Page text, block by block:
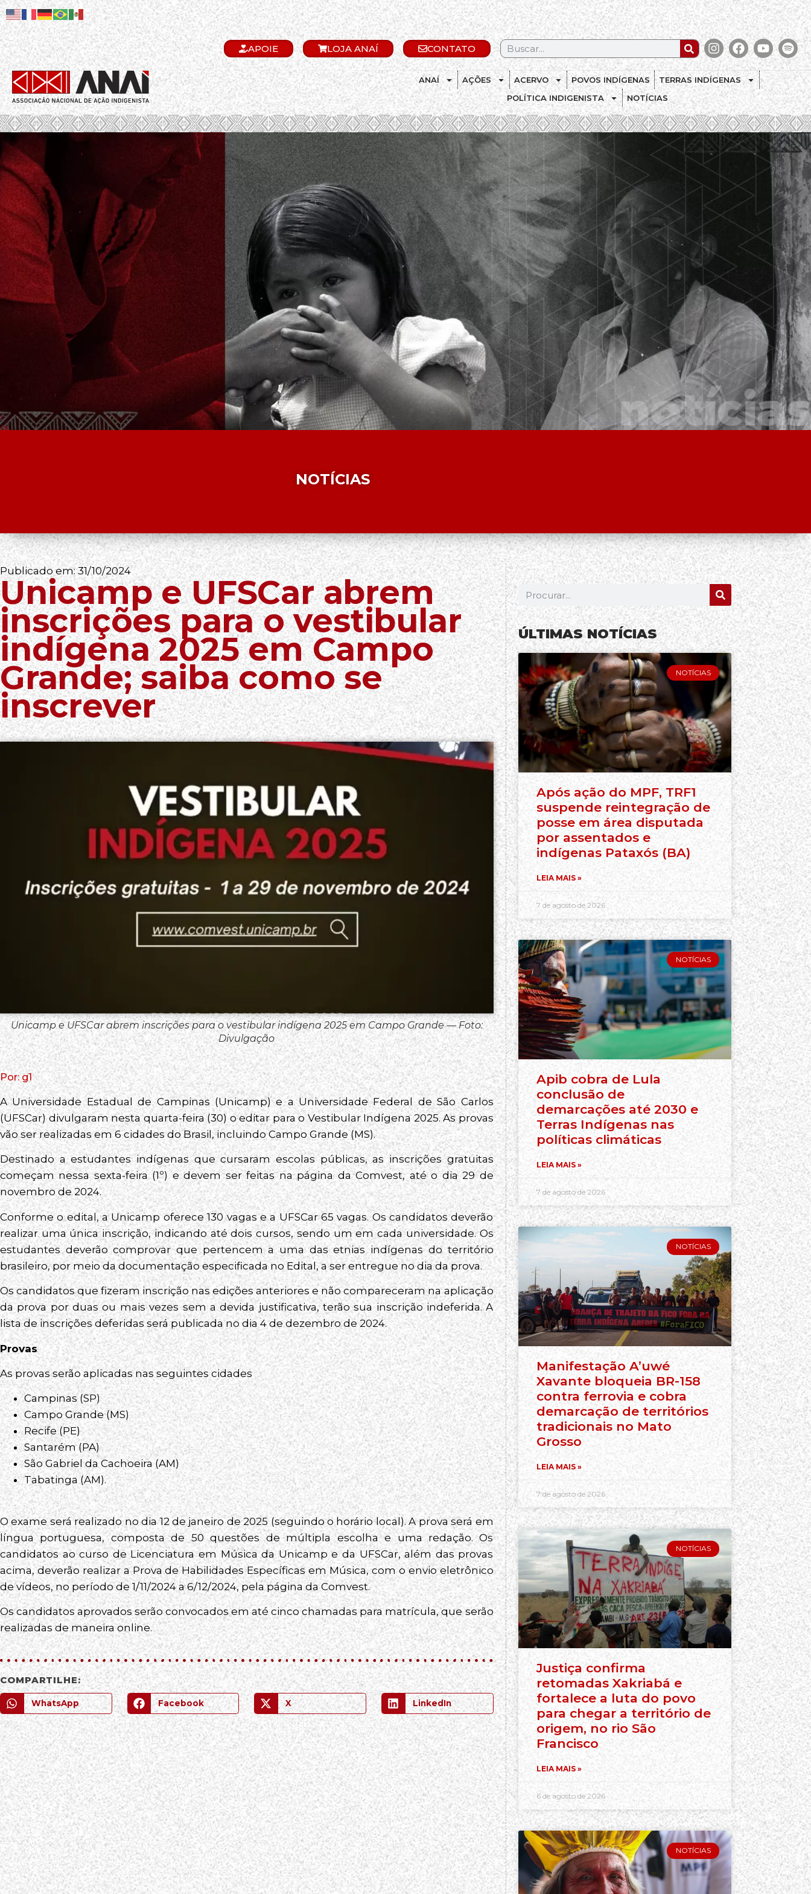
APOIE LOJA ANAÍ CONTATO
ANAÍ AÇÕES ACERVO POVOS INDÍGENAS
TERRAS INDÍGENAS
POLÍTICA INDIGENISTA
NOTÍCIAS
.
NOTÍCIAS
Publicado em:31/10/2024
Unicamp e UFSCar abrem
inscrições para o vestibular
indígena 2025 em Campo
Grande; saiba como se
inscrever
Unicamp e UFSCar abrem inscrições para o vestibular indígena 2025 em Campo Grande — Foto:
Divulgação
Por: g1
A Universidade Estadual de Campinas (Unicamp) e a Universidade Federal de São Carlos
(UFSCar) divulgaram nesta quarta-feira (30) o editar para o Vestibular Indígena 2025. As provas
vão ser realizadas em 6 cidades do Brasil, incluindo Campo Grande (MS).
Destinado a estudantes indígenas que cursaram escolas públicas, as inscrições gratuitas
começam nessa sexta-feira (1º) e devem ser feitas na página da Comvest, até o dia 29 de
novembro de 2024.
Conforme o edital, a Unicamp oferece 130 vagas e a UFSCar 65 vagas. Os candidatos deverão
realizar uma única inscrição, indicando até dois cursos, sendo um em cada universidade. Os
estudantes deverão comprovar que pertencem a uma das etnias indígenas do território
brasileiro, por meio da documentação especificada no Edital, a ser entregue no dia da prova.
Os candidatos que fizeram inscrição nas edições anteriores e não compareceram na aplicação
da prova por duas ou mais vezes sem a devida justificativa, terão sua inscrição indeferida. A
lista de inscrições deferidas será publicada no dia 4 de dezembro de 2024.
Provas
As provas serão aplicadas nas seguintes cidades
Campinas (SP)
Campo Grande (MS)
Recife (PE)
Santarém (PA)
São Gabriel da Cachoeira (AM)
Tabatinga (AM).
O exame será realizado no dia 12 de janeiro de 2025 (seguindo o horário local). A prova será em
língua portuguesa, composta de 50 questões de múltipla escolha e uma redação. Os
candidatos ao curso de Licenciatura em Música da Unicamp e da UFSCar, além das provas
acima, deverão realizar a Prova de Habilidades Específicas em Música, com o envio eletrônico
de vídeos, no período de 1/11/2024 a 6/12/2024, pela página da Comvest.
Os candidatos aprovados serão convocados em até cinco chamadas para matrícula, que serão
realizadas de maneira online.
COMPARTILHE:
WhatsApp Facebook X LinkedIn
ÚLTIMAS NOTÍCIAS
NOTÍCIAS
Após ação do MPF, TRF1
suspende reintegração de
posse em área disputada
por assentados e
indígenas Pataxós (BA)
LEIA MAIS »
7 de agosto de 2026
NOTÍCIAS
Apib cobra de Lula
conclusão de
demarcações até 2030 e
Terras Indígenas nas
políticas climáticas
LEIA MAIS »
7 de agosto de 2026
NOTÍCIAS
Manifestação A’uwé
Xavante bloqueia BR-158
contra ferrovia e cobra
demarcação de territórios
tradicionais no Mato
Grosso
LEIA MAIS »
7 de agosto de 2026
NOTÍCIAS
Justiça confirma
retomadas Xakriabá e
fortalece a luta do povo
para chegar a território de
origem, no rio São
Francisco
LEIA MAIS »
6 de agosto de 2026
NOTÍCIAS